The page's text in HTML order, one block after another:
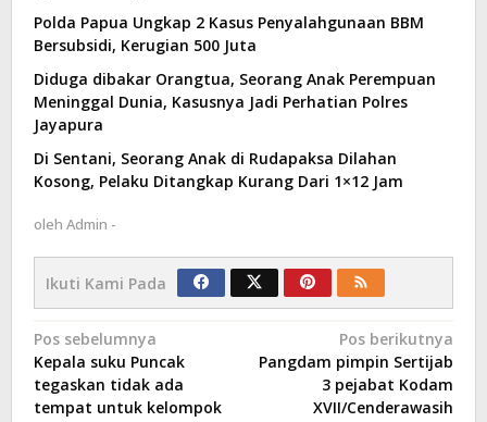
Polda Papua Ungkap 2 Kasus Penyalahgunaan BBM
Bersubsidi, Kerugian 500 Juta
Diduga dibakar Orangtua, Seorang Anak Perempuan
Meninggal Dunia, Kasusnya Jadi Perhatian Polres
Jayapura
Di Sentani, Seorang Anak di Rudapaksa Dilahan
Kosong, Pelaku Ditangkap Kurang Dari 1×12 Jam
oleh Admin -
Ikuti Kami Pada
Navigasi
pos
Pos sebelumnya
Kepala suku Puncak
tegaskan tidak ada
tempat untuk kelompok
Pos berikutnya
Pangdam pimpin Sertijab
3 pejabat Kodam
XVII/Cenderawasih